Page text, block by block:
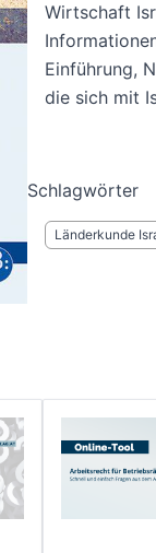
Wirtschaft
Einführung,
die sich mit
Schlagwörter
Länderkunde